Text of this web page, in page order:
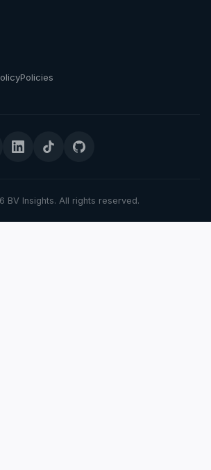
Policies
BV Insights. All rights reserved.